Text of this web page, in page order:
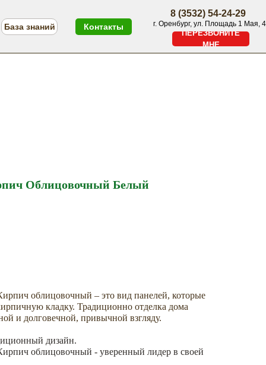
База знаний
ПЕРЕЗВОНИТЕ
МНЕ
Контакты
8 (3532) 54-24-29
г. Оренбург, ул. Площадь 1 Мая, 4
Облицовочный Белый
облицовочный – это вид панелей, которые
кладку. Традиционно отделка дома
и долговечной, привычной взгляду.
дизайн.
облицовочный - уверенный лидер в своей